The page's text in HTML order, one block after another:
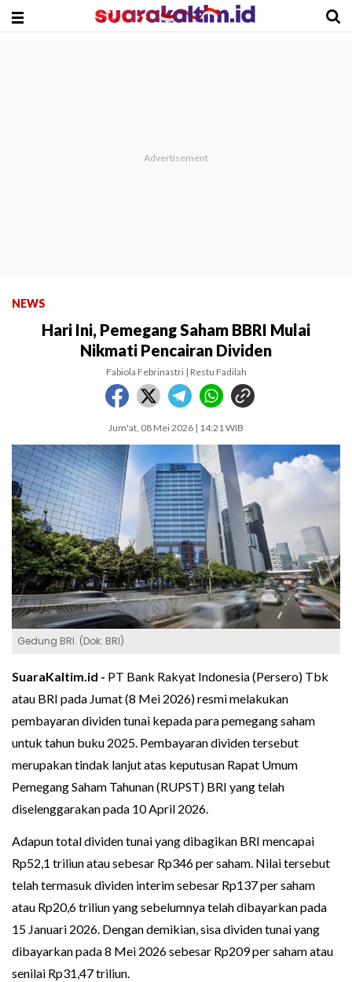
NEWS
Hari Ini, Pemegang Saham BBRI Mulai
Nikmati Pencairan Dividen
Fabiola Febrinastri | Restu Fadilah
Jum'at, 08 Mei 2026 | 14:21 WIB
Gedung BRI. (Dok: BRI)
SuaraKaltim.id - PT Bank Rakyat Indonesia (Persero) Tbk
atau BRI pada Jumat (8 Mei 2026) resmi melakukan
pembayaran dividen tunai kepada para pemegang saham
untuk tahun buku 2025. Pembayaran dividen tersebut
merupakan tindak lanjut atas keputusan Rapat Umum
Pemegang Saham Tahunan (RUPST) BRI yang telah
diselenggarakan pada 10 April 2026.
Adapun total dividen tunai yang dibagikan BRI mencapai
Rp52,1 triliun atau sebesar Rp346 per saham. Nilai tersebut
telah termasuk dividen interim sebesar Rp137 per saham
atau Rp20,6 triliun yang sebelumnya telah dibayarkan pada
15 Januari 2026. Dengan demikian, sisa dividen tunai yang
dibayarkan pada 8 Mei 2026 sebesar Rp209 per saham atau
senilai Rp31,47 triliun.